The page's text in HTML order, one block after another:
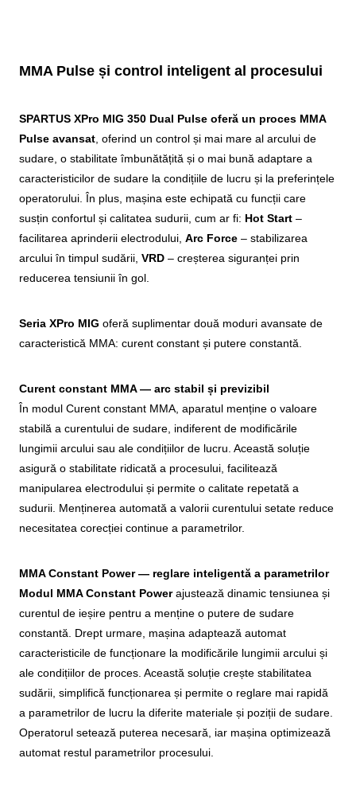
MMA Pulse și control inteligent al procesului
SPARTUS XPro MIG 350 Dual Pulse oferă un proces MMA
Pulse avansat , oferind un control și mai mare al arcului de
sudare, o stabilitate îmbunătățită și o mai bună adaptare a
caracteristicilor de sudare la condițiile de lucru și la preferințele
operatorului. În plus, mașina este echipată cu funcții care
susțin confortul și calitatea sudurii, cum ar fi: Hot Start –
facilitarea aprinderii electrodului, Arc Force – stabilizarea
arcului în timpul sudării, VRD – creșterea siguranței prin
reducerea tensiunii în gol.
Seria XPro MIG oferă suplimentar două moduri avansate de
caracteristică MMA: curent constant și putere constantă.
Curent constant MMA — arc stabil și previzibil
În modul Curent constant MMA, aparatul menține o valoare
stabilă a curentului de sudare, indiferent de modificările
lungimii arcului sau ale condițiilor de lucru. Această soluție
asigură o stabilitate ridicată a procesului, facilitează
manipularea electrodului și permite o calitate repetată a
sudurii. Menținerea automată a valorii curentului setate reduce
necesitatea corecției continue a parametrilor.
MMA Constant Power — reglare inteligentă a parametrilor
Modul MMA Constant Powerajustează dinamic tensiunea și
curentul de ieșire pentru a menține o putere de sudare
constantă. Drept urmare, mașina adaptează automat
caracteristicile de funcționare la modificările lungimii arcului și
ale condițiilor de proces. Această soluție crește stabilitatea
sudării, simplifică funcționarea și permite o reglare mai rapidă
a parametrilor de lucru la diferite materiale și poziții de sudare.
Operatorul setează puterea necesară, iar mașina optimizează
automat restul parametrilor procesului.